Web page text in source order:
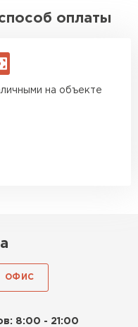
оплаты
на объекте
ОФИС
8:00 - 21:00